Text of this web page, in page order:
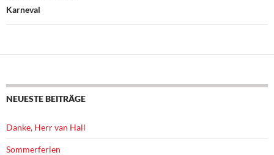
Karneval
NEUESTE BEITRÄGE
Danke, Herr van Hall
Sommerferien